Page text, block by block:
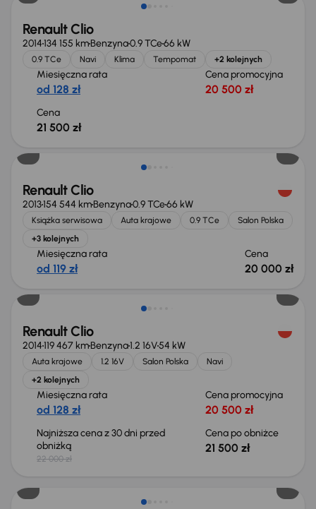
Renault Clio
2014134 155 kmBenzyna0.9 TCe66 kW
0.9 TCe Navi Klima Tempomat +2 kolejnych
Miesięczna rata
od 128 zł
Cena promocyjna
20 500 zł
Cena
21 500 zł
Renault Clio
2013154 544 kmBenzyna0.9 TCe66 kW
Książka serwisowa Auta krajowe 0.9 TCe
Salon Polska
+3 kolejnych
Miesięczna rata
od 119 zł
Cena
20 000 zł
Taniej o 500 zł
Renault Clio
2014119 467 kmBenzyna1.2 16V54 kW
Auta krajowe 1.2 16V Salon Polska
Navi
+2 kolejnych
Miesięczna rata
od 128 zł
Cena promocyjna
20 500 zł
Najniższa cena z 30 dni przed
obniżką
22 000 zł
Cena po obniżce
21 500 zł